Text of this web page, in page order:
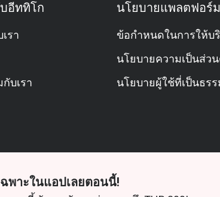
อีททิโก
รา
กับเรา
นโยบายแพลตฟอร์ม
ข้อกำหนดในการให้บ
นโยบายความเป็นส่ว
นโยบายผู้ใช้ที่เป็นธรร
ฉพาะในแอปเลยตอนนี้!